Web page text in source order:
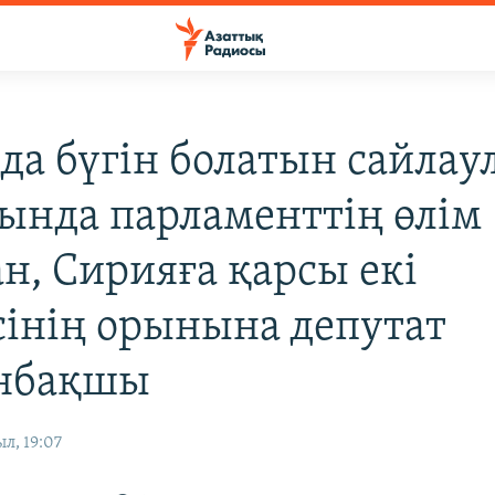
бүгін болатын
парламенттің өлім
Сирияға қарсы екі
орынына депутат
19:07